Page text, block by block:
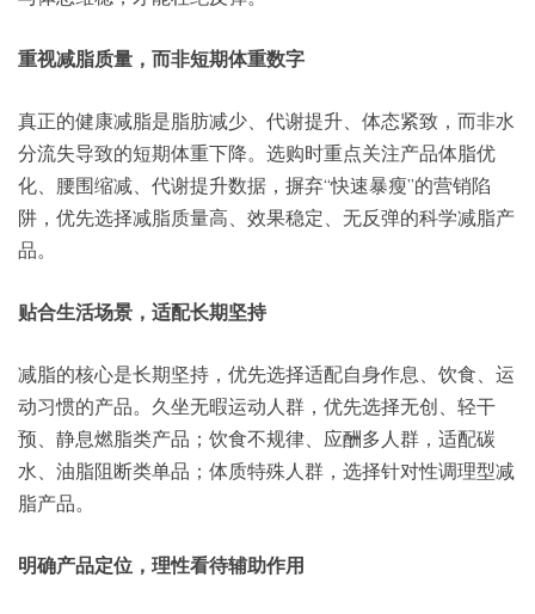
重视减脂质量，而非短期体重数字
真正的健康减脂是脂肪减少、代谢提升、体态紧致，而非水
分流失导致的短期体重下降。选购时重点关注产品体脂优
化、腰围缩减、代谢提升数据，摒弃“快速暴瘦”的营销陷
阱，优先选择减脂质量高、效果稳定、无反弹的科学减脂产
品。
贴合生活场景，适配长期坚持
减脂的核心是长期坚持，优先选择适配自身作息、饮食、运
动习惯的产品。久坐无暇运动人群，优先选择无创、轻干
预、静息燃脂类产品；饮食不规律、应酬多人群，适配碳
水、油脂阻断类单品；体质特殊人群，选择针对性调理型减
脂产品。
明确产品定位，理性看待辅助作用